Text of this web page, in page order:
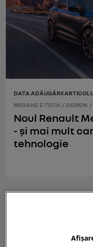
DATA ADĂUGĂRII
MEGANE E-TECH / DESIGN /
Noul Renault
- și mai mult
tehnologie